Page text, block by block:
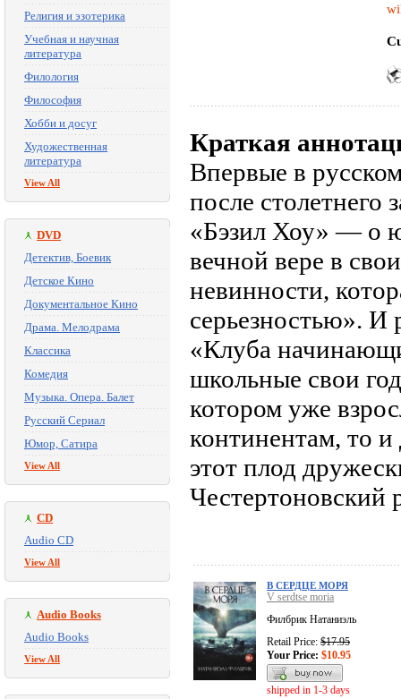
Религия и эзотерика
Учебная и научная
литература
Филология
Философия
Хобби и досуг
Художественная
литература
View All
DVD
Детектив, Боевик
Детское Кино
Документальное Кино
Драма. Мелодрама
Классика
Комедия
Музыка. Опера. Балет
Русский Сериал
Юмор, Сатира
View All
CD
Audio CD
View All
Audio Books
Audio Books
View All
Краткая
Впервые в
после
«Бэзил Хоу» — о
вечной вере в
невинности,
серьезностью».
«Клуба
школьные свои
котором уже
континентам, то и
этот плод
Честертоновский
В СЕРДЦЕ МОРЯ
V serdtse moria
Филбрик Натаниэль
Retail Price: $17.95
Your Price: $10.95
shipped in 1-3 days